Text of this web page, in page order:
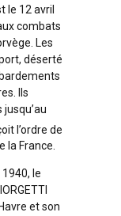
le 12 avril
combats
Les
déserté
Ils
l’ordre de
la France.
1940, le
et son